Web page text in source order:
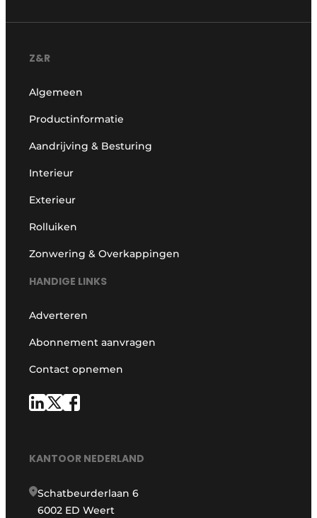
Z&R
Algemeen
Productinformatie
Aandrijving & Besturing
Interieur
Exterieur
Rolluiken
Zonwering & Overkappingen
HANDIGE LINKS
Adverteren
Abonnement aanvragen
Contact opnemen
KANTOOR NEDERLAND
Schatbeurderlaan 6
6002 ED Weert